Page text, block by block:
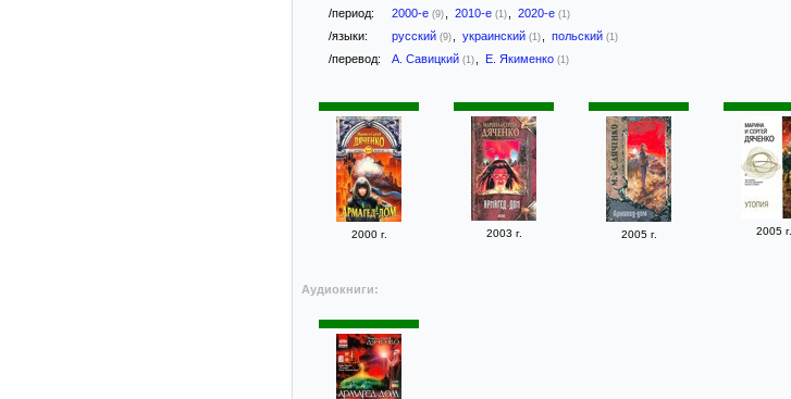
/период: 2000-е (9) 2010-е (1) 2020-е (1)
/языки: русский (9) украинский (1) польский (1)
/перевод: А. Савицкий (1) Е. Якименко (1)
2000 г. 2003 г. 2005 г. 2005 г.
Аудиокниги: